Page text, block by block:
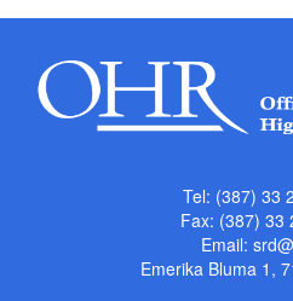
Tel: (387) 33
Fax: (387) 33
Email:
Emerika Bluma 1,